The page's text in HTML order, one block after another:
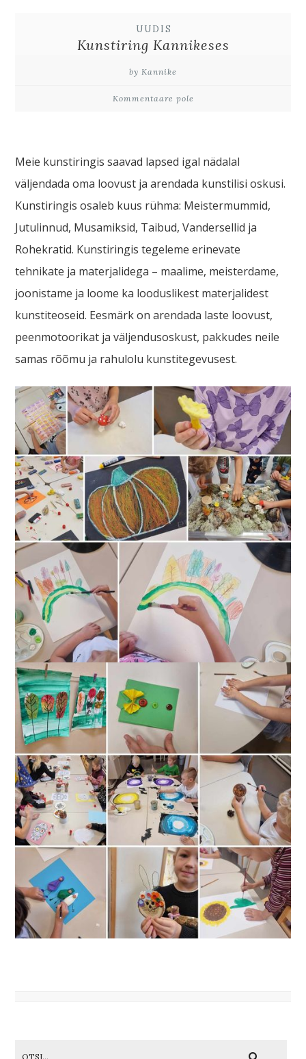
UUDIS
Kunstiring Kannikeses
by Kannike
Kommentaare pole
Meie kunstiringis saavad lapsed igal nädalal
väljendada oma loovust ja arendada kunstilisi oskusi.
Kunstiringis osaleb kuus rühma: Meistermummid,
Jutulinnud, Musamiksid, Taibud, Vandersellid ja
Rohekratid. Kunstiringis tegeleme erinevate
tehnikate ja materjalidega – maalime, meisterdame,
joonistame ja loome ka looduslikest materjalidest
kunstiteoseid. Eesmärk on arendada laste loovust,
peenmotoorikat ja väljendusoskust, pakkudes neile
samas rõõmu ja rahulolu kunstitegevusest.